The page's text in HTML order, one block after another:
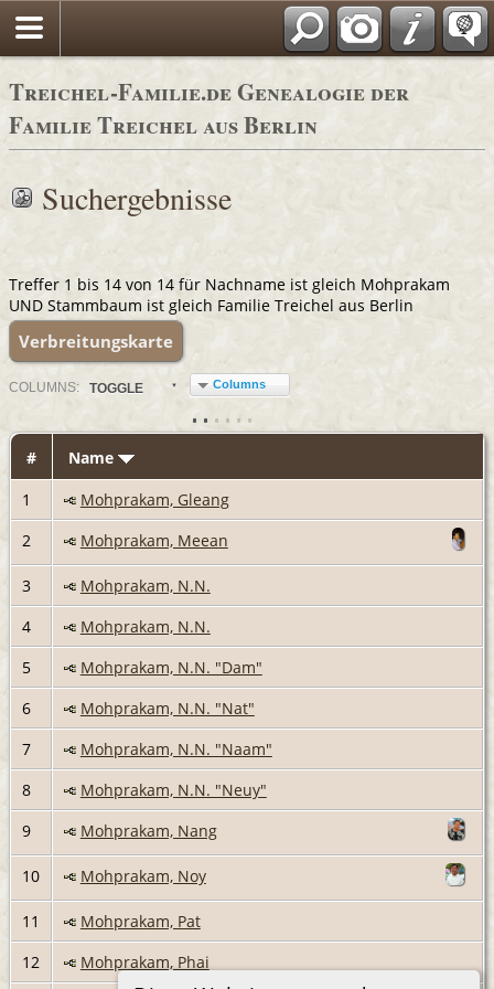
Adressbücher
Treichel-Familie.de Genealogie der
Familie Treichel aus Berlin
Suchergebnisse
Treffer 1 bis 14 von 14 für Nachname ist gleich Mohprakam
UND Stammbaum ist gleich Familie Treichel aus Berlin
Verbreitungskarte
COLUMN S: TOGGLE Columns
#
Name
1
Mohprakam, Gleang
2
Mohprakam, Meean
3
Mohprakam, N.N.
4
Mohprakam, N.N.
5
Mohprakam, N.N. "Dam"
6
Mohprakam, N.N. "Nat"
7
Mohprakam, N.N. "Naam"
8
Mohprakam, N.N. "Neuy"
9
Mohprakam, Nang
10 Mohprakam, Noy
11
Mohprakam, Pat
12
Mohprakam, Phai